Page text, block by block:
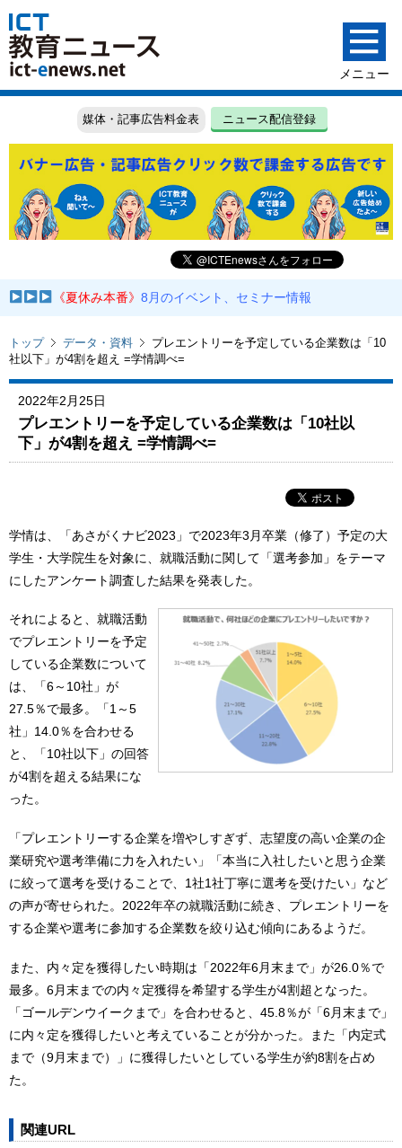
媒体・記事広告料金表 ニュース配信登録
《夏休み本番》8月のイベント、セミナー情報
トップ データ・資料
プレエントリーを予定している企業数は「10
社以下」が4割を超え =学情調べ=
2022年2月25日
プレエントリーを予定している企業数は「10社以
下」が4割を超え =学情調べ=
学情は、「あさがくナビ2023」で2023年3月卒業（修了）予定の大
学生・大学院生を対象に、就職活動に関して「選考参加」をテーマ
にしたアンケート調査した結果を発表した。
それによると、就職活動
でプレエントリーを予定
している企業数について
は、「6～10社」が
27.5％で最多。「1～5
社」14.0％を合わせる
と、「10社以下」の回答
が4割を超える結果にな
った。
「プレエントリーする企業を増やしすぎず、志望度の高い企業の企
業研究や選考準備に力を入れたい」「本当に入社したいと思う企業
に絞って選考を受けることで、1社1社丁寧に選考を受けたい」など
の声が寄せられた。2022年卒の就職活動に続き、プレエントリーを
する企業や選考に参加する企業数を絞り込む傾向にあるようだ。
また、内々定を獲得したい時期は「2022年6月末まで」が26.0％で
最多。6月末までの内々定獲得を希望する学生が4割超となった。
「ゴールデンウイークまで」を合わせると、45.8％が「6月末まで」
に内々定を獲得したいと考えていることが分かった。また「内定式
まで（9月末まで）」に獲得したいとしている学生が約8割を占め
た。
関連URL